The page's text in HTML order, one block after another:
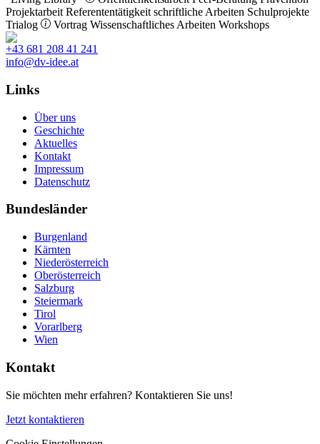
Projektarbeit Referententätigkeit schriftliche Arbeiten Schulprojekte
Trialog
Vortrag Wissenschaftliches Arbeiten Workshops
+43 681 208 41 241
info@dv-idee.at
Links
Über uns
Geschichte
Aktuelles
Kontakt
Impressum
Datenschutz
Bundesländer
Burgenland
Kärnten
Niederösterreich
Oberösterreich
Salzburg
Steiermark
Tirol
Vorarlberg
Wien
Kontakt
Sie möchten mehr erfahren? Kontaktieren Sie uns!
Jetzt kontaktieren